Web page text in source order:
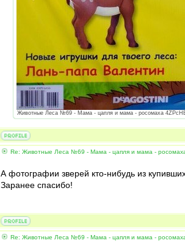
Животные Леса №69 - Мама - цапля и мама - росомаха
Re: Животные Леса №69 - Мама - цапля и мама -
А фотографии зверей кто-нибудь из
Заранее спасибо!
Re: Животные Леса №69 - Мама - цапля и мама -